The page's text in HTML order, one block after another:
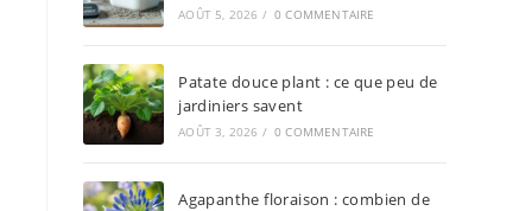
AOÛT 5, 2026 / 0 COMMENTAIRE
Patate douce plant : ce que peu de
jardiniers savent
AOÛT 3, 2026 / 0 COMMENTAIRE
Agapanthe floraison : combien de